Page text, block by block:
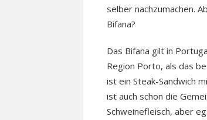
selber nachzumachen.
Bifana?
Das Bifana gilt in
Region Porto, als das
ist ein Steak-Sandwich
ist auch schon die
Schweinefleisch, aber